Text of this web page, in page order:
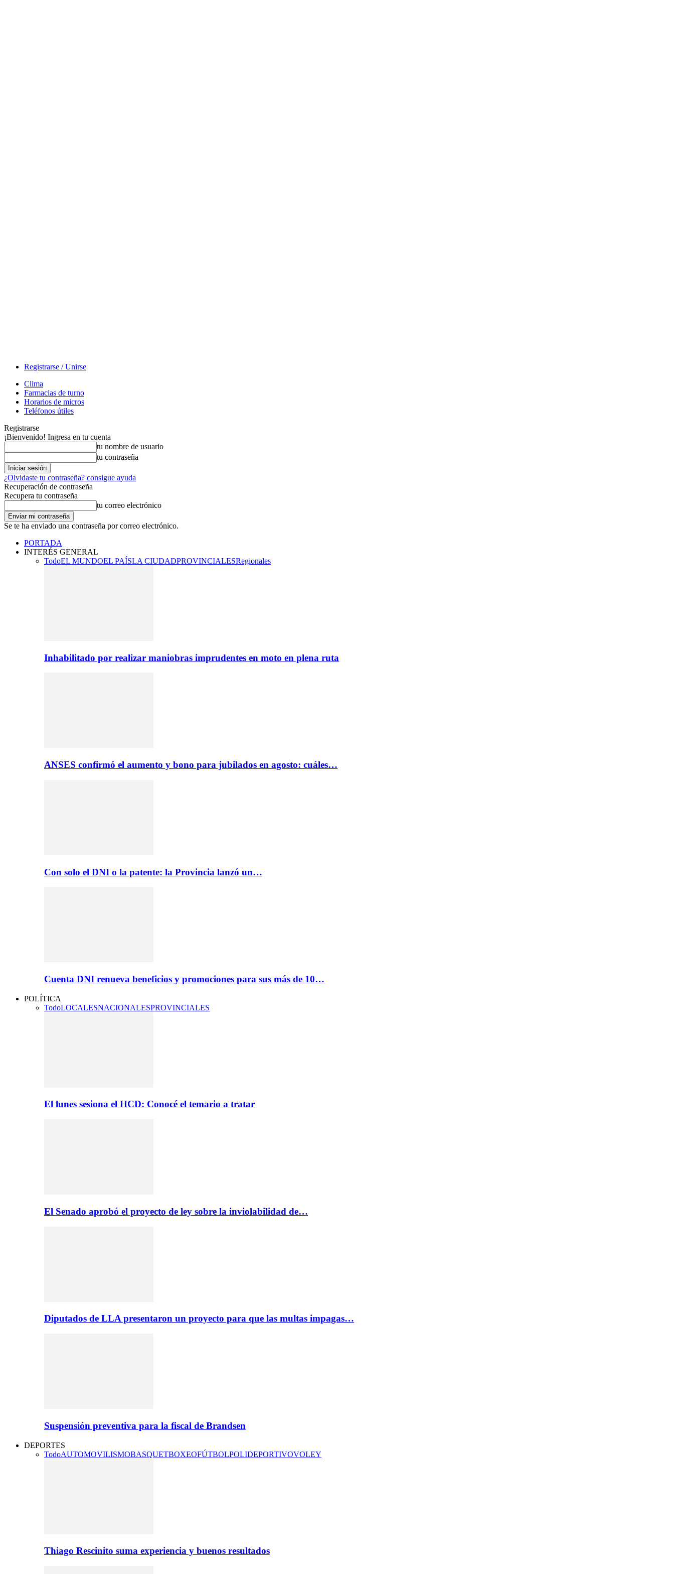
Registrarse / Unirse
Clima
Farmacias de turno
Horarios de micros
Teléfonos útiles
Registrarse
¡Bienvenido! Ingresa en tu cuenta
tu nombre de usuario
tu contraseña
¿Olvidaste tu contraseña? consigue ayuda
Recuperación de contraseña
Recupera tu contraseña
tu correo electrónico
Se te ha enviado una contraseña por correo electrónico.
PORTADA
INTERÉS GENERAL
TodoEL MUNDOEL PAÍSLA CIUDADPROVINCIALESRegionales
Inhabilitado por realizar maniobras imprudentes en moto en plena ruta
ANSES confirmó el aumento y bono para jubilados en agosto: cuáles…
Con solo el DNI o la patente: la Provincia lanzó un…
Cuenta DNI renueva beneficios y promociones para sus más de 10…
POLÍTICA
TodoLOCALESNACIONALESPROVINCIALES
El lunes sesiona el HCD: Conocé el temario a tratar
El Senado aprobó el proyecto de ley sobre la inviolabilidad de…
Diputados de LLA presentaron un proyecto para que las multas impagas…
Suspensión preventiva para la fiscal de Brandsen
DEPORTES
TodoAUTOMOVILISMOBASQUETBOXEOFÚTBOLPOLIDEPORTIVOVOLEY
Thiago Rescinito suma experiencia y buenos resultados